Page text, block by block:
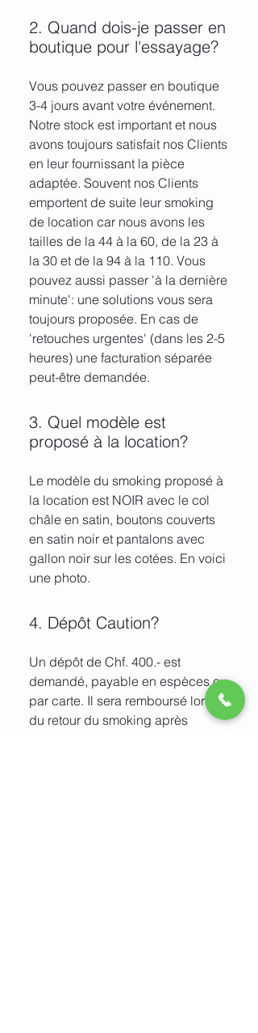
2. Quand dois-je passer en
boutique pour l'essayage?
Vous pouvez passer en boutique
3-4 jours avant votre événement.
Notre stock est important et nous
avons toujours satisfait nos Clients
en leur fournissant la pièce
adaptée. Souvent nos Clients
emportent de suite leur smoking
de location car nous avons les
tailles de la 44 à la 60, de la 23 à
la 30 et de la 94 à la 110. Vous
pouvez aussi passer 'à la dernière
minute': une solutions vous sera
toujours proposée. En cas de
'retouches urgentes' (dans les 2-5
heures) une facturation séparée
peut-être demandée.
3. Quel modèle est
proposé à la location?
Le modèle du smoking proposé à
la location est NOIR avec le col
châle en satin, boutons couverts
en satin noir et pantalons avec
gallon noir sur les cotées. En voici
une photo.
4. Dépôt Caution?
Un dépôt de Chf. 400.- est
demandé, payable en espèces ou
par carte. Il sera remboursé lors
du retour du smoking après